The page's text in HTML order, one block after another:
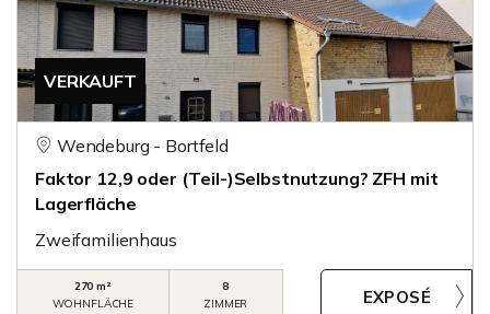
VERKAUFT
Wendeburg - Bortfeld
Faktor 12,9 oder (Teil-)Selbstnutzung? ZFH mit
Lagerfläche
Zweifamilienhaus
270 m²
WOHNFLÄCHE
8
ZIMMER